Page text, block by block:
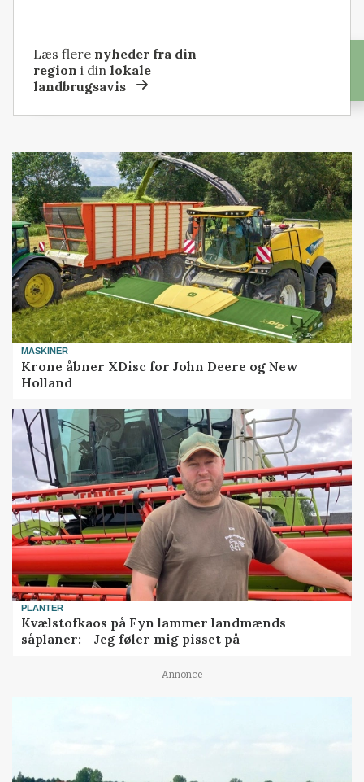
Læs flere nyheder fra din
region i dinlokale
landbrugsavis
MASKINER
Krone åbner XDisc for John Deere og New
Holland
PLANTER
Kvælstofkaos på Fyn lammer landmænds
såplaner: - Jeg føler mig pisset på
Annonce